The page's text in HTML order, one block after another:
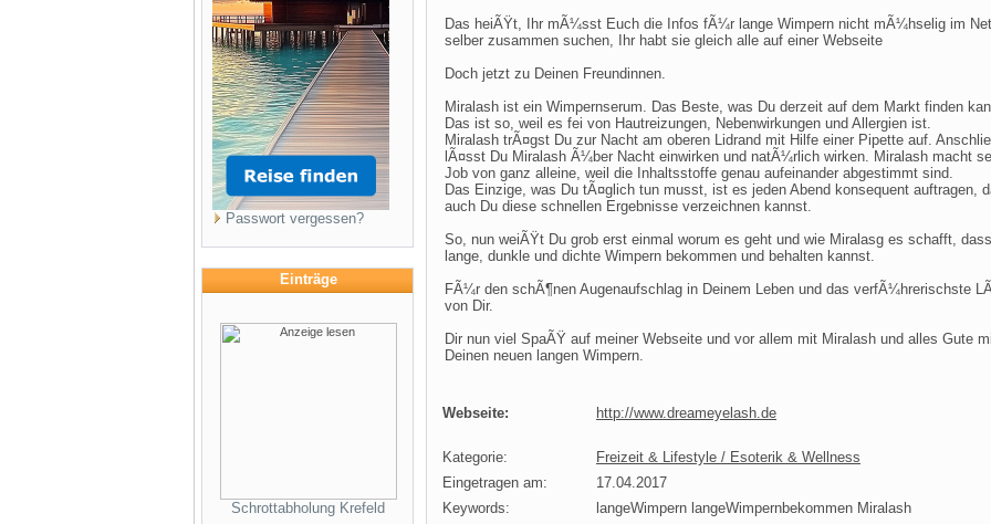
Passwort vergessen?
Einträge
Schrottabholung Krefeld
Das heiÃŸt, Ihr mÃ¼sst Euch die Infos fÃ¼r lange Wimpern nicht mÃ¼hselig im
selber zusammen suchen, Ihr habt sie gleich alle auf einer Webseite
Doch jetzt zu Deinen Freundinnen.
Miralash ist ein Wimpernserum. Das Beste, was Du derzeit auf dem Markt finden
Das ist so, weil es fei von Hautreizungen, Nebenwirkungen und Allergien ist.
Miralash trÃ¤gst Du zur Nacht am oberen Lidrand mit Hilfe einer Pipette auf.
lÃ¤sst Du Miralash Ã¼ber Nacht einwirken und natÃ¼rlich wirken. Miralash macht
Job von ganz alleine, weil die Inhaltsstoffe genau aufeinander abgestimmt sind.
Das Einzige, was Du tÃ¤glich tun musst, ist es jeden Abend konsequent auftragen,
auch Du diese schnellen Ergebnisse verzeichnen kannst.
So, nun weiÃŸt Du grob erst einmal worum es geht und wie Miralasg es schafft,
lange, dunkle und dichte Wimpern bekommen und behalten kannst.
FÃ¼r den schÃ¶nen Augenaufschlag in Deinem Leben und das verfÃ¼hrerischste
von Dir.
Dir nun viel SpaÃŸ auf meiner Webseite und vor allem mit Miralash und alles Gute
Deinen neuen langen Wimpern.
Webseite: http://www.dreameyelash.de
Kategorie:
Freizeit & Lifestyle / Esoterik & Wellness
Eingetragen am:
17.04.2017
Keywords:
langeWimpern langeWimpernbekommen Miralash